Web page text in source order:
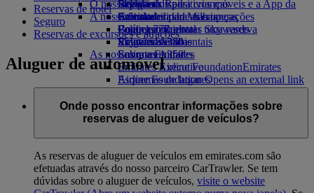
Bebidas
A nossa frota
Boeing 777
Emirates A380
Emirates A350
Emirates Executive
Esquemas de lugares
Brinquedos para crianças
Atividades para as crianças
O nosso planeta
Sustentabilidade nas operações
Política ambiental
Relatórios ambientais
As nossas comunidades
Emirates Airline FoundationEmirates
Airline Foundation Opens an external link
in a new tab
Patrocínios
Skywards Rail
Calculadora de Milhas
Login em Emirates Skywards
Skywards+
Site para dispositivos móveis e a App da
Emirates
Cancelar ou alterar uma reserva
Viagens afetadas
Sobre a Emirates
Reservas de hotel
Seguro
Reservas de excursões e atrações
Aluguer de automóvel
Onde posso encontrar informações sobre
reservas de aluguer de veículos?
As reservas de aluguer de veículos em emirates.com são
efetuadas através do nosso parceiro CarTrawler. Se tem
dúvidas sobre o aluguer de veículos, visite o website